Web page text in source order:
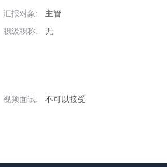
汇报对象:
主管
职级职称:
无
视频面试: 不可以接受